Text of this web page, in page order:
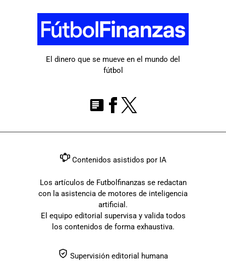
El dinero que se mueve en el mundo del
fútbol
Contenidos asistidos por IA
Los artículos de Futbolfinanzas se redactan
con la asistencia de motores de inteligencia
artificial.
El equipo editorial supervisa y valida todos
los contenidos de forma exhaustiva.
Supervisión editorial humana